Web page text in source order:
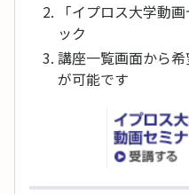
「イプロス大学動
ック
講座一覧画面から
が可能です